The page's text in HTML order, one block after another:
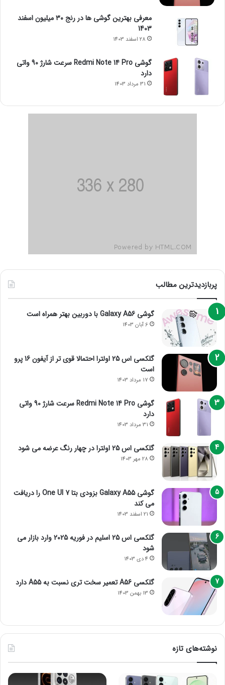
معرفی بهترین گوشی ها در رنج ۳۰ میلیون اسفند
1403
28 اسفند 1403
گوشی Redmi Note 14 Pro سرعت شارژ 90 واتی
دارد
31 مرداد 1403
پربازدیدترین مطالب
گوشی Galaxy A56 با دوربین بهتر همراه است
6 آبان 1403
گلکسی اس 25 اولترا احتمالا قوی تر از آیفون 16 پرو
است
17 مرداد 1403
گوشی Redmi Note 14 Pro سرعت شارژ 90 واتی
دارد
31 مرداد 1403
گلکسی اس 25 اولترا در چهار رنگ عرضه می شود
28 مهر 1403
گوشی Galaxy A55 بزودی بتا One UI 7 را دریافت
می کند
21 اسفند 1403
گلکسی اس 25 اسلیم در فوریه 2025 وارد بازار می
شود
4 دی 1403
گلکسی A56 تعمیر سخت تری نسبت به A55 دارد
13 بهمن 1403
نوشته‌های تازه